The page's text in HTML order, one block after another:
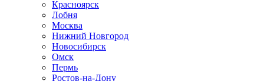
Красноярск
Лобня
Москва
Нижний Новгород
Новосибирск
Омск
Пермь
Ростов-на-Дону